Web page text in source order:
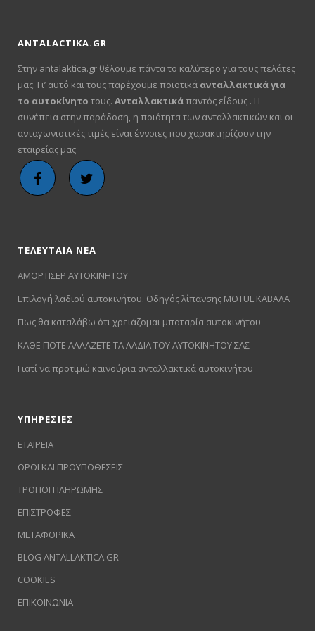
ANTALACTIKA.GR
Στην antalaktica.gr θέλουμε πάντα το καλύτερο για τους πελάτες
μας. Γι’ αυτό και τους παρέχουμε ποιοτικά ανταλλακτικά για
το αυτοκίνητο τους. Ανταλλακτικάπαντός είδους . Η
συνέπεια στην παράδοση, η ποιότητα των ανταλλακτικών και οι
ανταγωνιστικές τιμές είναι έννοιες που χαρακτηρίζουν την
εταιρείας μας
ΤΕΛΕΥΤΑΙΑ ΝΕΑ
ΑΜΟΡΤΙΣΕΡ ΑΥΤΟΚΙΝΗΤΟΥ
Επιλογή λαδιού αυτοκινήτου. Οδηγός λίπανσης MOTUL ΚΑΒΑΛΑ
Πως θα καταλάβω ότι χρειάζομαι μπαταρία αυτοκινήτου
ΚΑΘΕ ΠΟΤΕ ΑΛΛΑΖΕΤΕ ΤΑ ΛΑΔΙΑ ΤΟΥ ΑΥΤΟΚΙΝΗΤΟΥ ΣΑΣ
Γιατί να προτιμώ καινούρια ανταλλακτικά αυτοκινήτου
ΥΠΗΡΕΣΙΕΣ
ΕΤΑΙΡΕΙΑ
ΟΡΟΙ ΚΑΙ ΠΡΟΥΠΟΘΕΣΕΙΣ
ΤΡΟΠΟΙ ΠΛΗΡΩΜΗΣ
ΕΠΙΣΤΡΟΦΕΣ
ΜΕΤΑΦΟΡΙΚΑ
BLOG ANTALLAKTICA.GR
COOKIES
ΕΠΙΚΟΙΝΩΝΙΑ